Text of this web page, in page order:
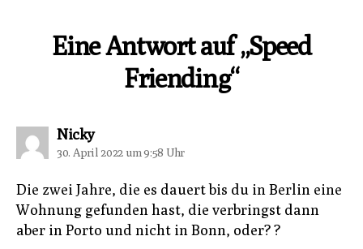
Eine Antwort auf „Speed
Friending“
Nickysagt:
30. April 2022 um 9:58 Uhr
Die zwei Jahre, die es dauert bis du in Berlin eine
Wohnung gefunden hast, die verbringst dann
aber in Porto und nicht in Bonn, oder? ?